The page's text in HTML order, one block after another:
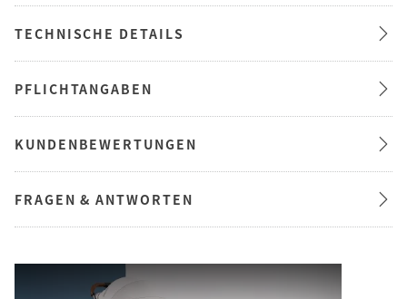
TECHNISCHE DETAILS
PFLICHTANGABEN
KUNDENBEWERTUNGEN
FRAGEN & ANTWORTEN